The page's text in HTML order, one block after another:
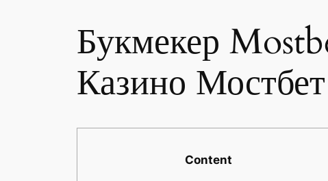
Букмекер
Казино Мостбет
Content